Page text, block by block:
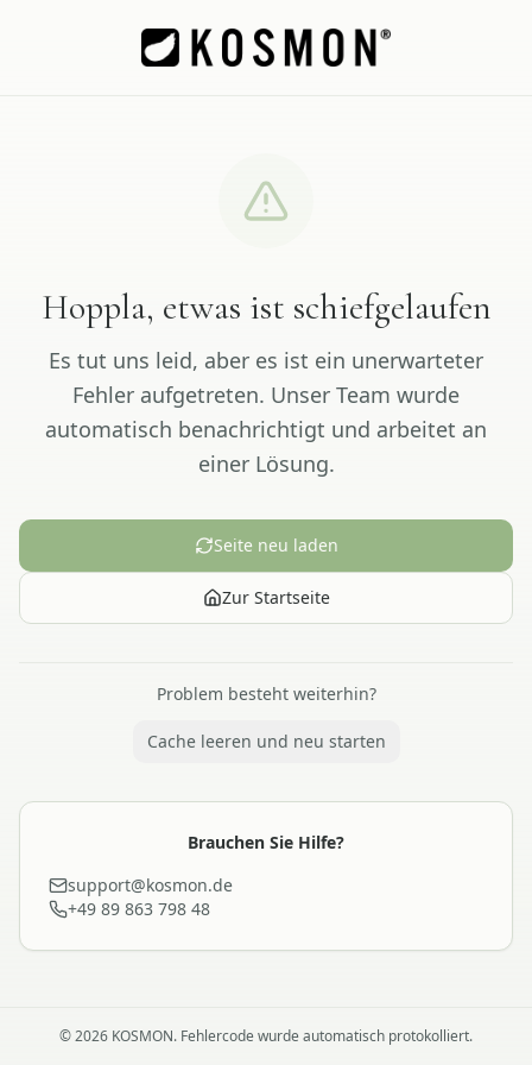
Hoppla, etwas ist schiefgelaufen
Es tut uns leid, aber es ist ein unerwarteter
Fehler aufgetreten. Unser Team wurde
automatisch benachrichtigt und arbeitet an
einer Lösung.
Seite neu laden
Zur Startseite
Problem besteht weiterhin?
Cache leeren und neu starten
Brauchen Sie Hilfe?
support@kosmon.de
+49 89 863 798 48
©2026 KOSMON. Fehlercode wurde automatisch protokolliert.